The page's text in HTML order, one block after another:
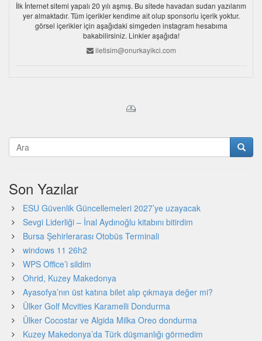
İlk İnternet sitemi yapalı 20 yılı aşmış. Bu sitede havadan sudan yazılarım
yer almaktadır. Tüm içerikler kendime ait olup sponsorlu içerik yoktur.
görsel içerikler için aşağıdaki simgeden instagram hesabıma
bakabilirsiniz. Linkler aşağıda!
iletisim@onurkayikci.com
Son Yazılar
ESU Güvenlik Güncellemeleri 2027’ye uzayacak
Sevgi Liderliği – İnal Aydınoğlu kitabını bitirdim
Bursa Şehirlerarası Otobüs Terminali
windows 11 26h2
WPS Office’i sildim
Ohrid, Kuzey Makedonya
Ayasofya’nın üst katına bilet alıp çıkmaya değer mi?
Ülker Golf Mcvities Karamelli Dondurma
Ülker Cocostar ve Algida Milka Oreo dondurma
Kuzey Makedonya’da Türk düşmanlığı görmedim